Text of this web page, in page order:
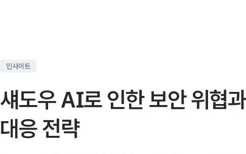
인사이트
섀도우 AI로 인한 보안 위협
대응 전략